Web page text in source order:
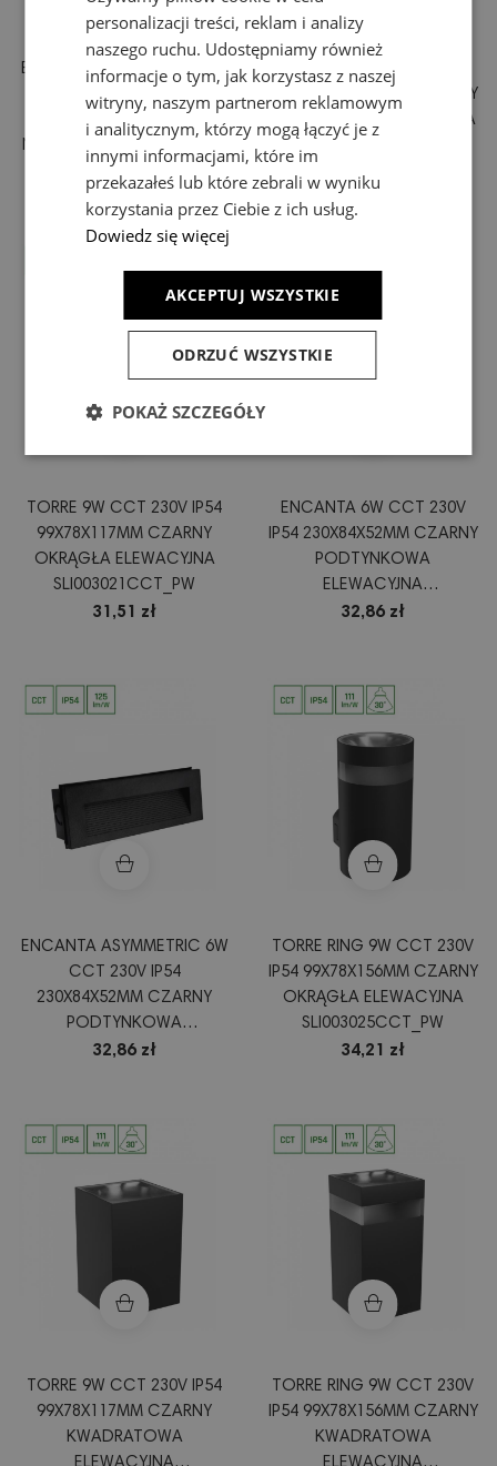
ENCANTA ASYMMETRIC 6W
CCT 230V IP54
230X80X30MM CZARNY
NATYNKOWA ELEWACYJNA
SLI003033CCT_PW
27,91 zł
ENCANTA 6W CCT 230V
IP54 230X80X30MM CZARNY
NATYNKOWA ELEWACYJNA
SLI003035CCT_PW
27,91 zł
TORRE 9W CCT 230V IP54
99X78X117MM CZARNY
OKRĄGŁA ELEWACYJNA
SLI003021CCT_PW
31,51 zł
ENCANTA 6W CCT 230V
IP54 230X84X52MM CZARNY
PODTYNKOWA
ELEWACYJNA
SLI003034CCT_PW
32,86 zł
ENCANTA ASYMMETRIC 6W
CCT 230V IP54
230X84X52MM CZARNY
PODTYNKOWA
ELEWACYJNA
32,86 zł
TORRE RING 9W CCT 230V
IP54 99X78X156MM CZARNY
OKRĄGŁA ELEWACYJNA
SLI003025CCT_PW
34,21 zł
TORRE 9W CCT 230V IP54
99X78X117MM CZARNY
KWADRATOWA
TORRE RING 9W CCT 230V
IP54 99X78X156MM CZARNY
KWADRATOWA
personalizacji treści, reklam i analizy
naszego ruchu. Udostępniamy również
informacje o tym, jak korzystasz z naszej
witryny, naszym partnerom reklamowym
i analitycznym, którzy mogą łączyć je z
innymi informacjami, które im
przekazałeś lub które zebrali w wyniku
korzystania przez Ciebie z ich usług.
Dowiedz się więcej
AKCEPTUJ WSZYSTKIE
ODRZUĆ WSZYSTKIE
POKAŻ SZCZEGÓŁY